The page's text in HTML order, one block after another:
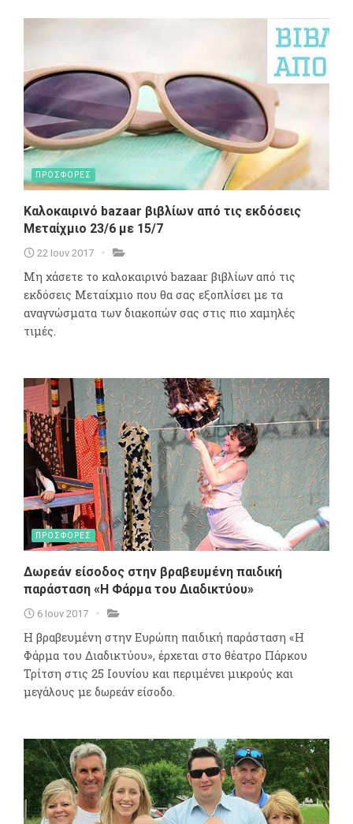
ΠΡΟΣΦΟΡΕΣ
Καλοκαιρινό bazaar βιβλίων από τις εκδόσεις
Μεταίχμιο 23/6 με 15/7
22 Ιουν 2017
Μη χάσετε το καλοκαιρινό bazaar βιβλίων από τις
εκδόσεις Μεταίχμιο που θα σας εξοπλίσει με τα
αναγνώσματα των διακοπών σας στις πιο χαμηλές
τιμές.
ΠΡΟΣΦΟΡΕΣ
Δωρεάν είσοδος στην βραβευμένη παιδική
παράσταση «Η Φάρμα του Διαδικτύου»
6 Ιουν 2017
Η βραβευμένη στην Ευρώπη παιδική παράσταση «Η
Φάρμα του Διαδικτύου», έρχεται στο θέατρο Πάρκου
Τρίτση στις 25 Ιουνίου και περιμένει μικρούς και
μεγάλους με δωρεάν είσοδο.